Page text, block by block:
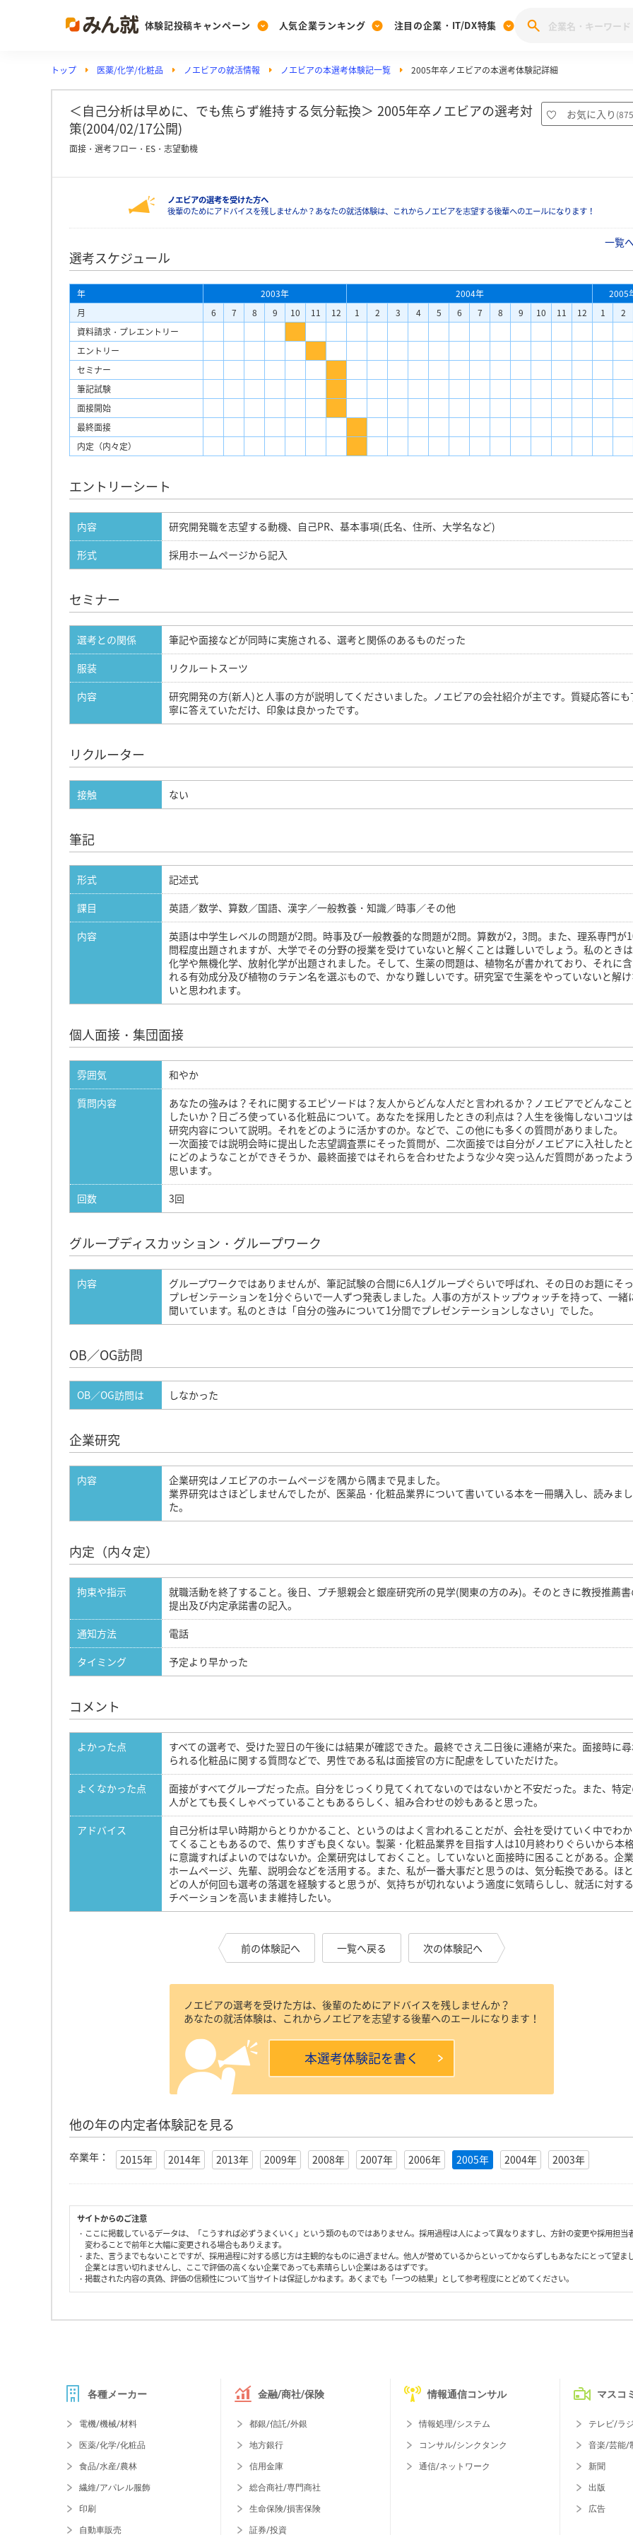
体験記投稿キャンペーン
Post
投稿する
[27卒] 本選考体験記投稿キャンペーン
人気企業ランキング
Ranking
ランキングを見る
みんなのDX企業就職ブランド調査
みん
注目の企業・IT/DX特集
PickUp
注目の企業特集
28
動画で知ろう！業界・企業研究
トップ 医薬/化学/化粧品 ノエビアの就活情報 ノエビアの本選考体験記一覧 2005年卒ノエビアの本選考体験記詳細
＜自己分析は早めに、でも焦らず維持する気分転換＞ 2005年卒ノエビアの選考対
策(2004/02/17公開)
お気に入り (
面接・選考フロー・ES・志望動機
ノエビアの選考を受けた方へ
後輩のためにアドバイスを残しませんか？あなたの就活体験は、これからノエビアを志望する後輩へのエールになります！
一覧
選考スケジュール
年 2003年 2004年
2005
月
6 7 8 9 10 11 12 1 2 3 4 5 6 7 8 9 10 11 12 1 2
資料請求・プレエントリー
エントリー
セミナー
筆記試験
面接開始
最終面接
内定（内々定）
エントリーシート
内容
研究開発職を志望する動機、自己PR、基本事項(氏名、住所、大学名など)
形式
採用ホームページから記入
セミナー
選考との関係
筆記や面接などが同時に実施される、選考と関係のあるものだった
服装
リクルートスーツ
内容
研究開発の方(新人)と人事の方が説明してくださいました。ノエビアの会社紹介が主です。質疑応答にも
寧に答えていただけ、印象は良かったです。
リクルーター
接触 ない
筆記
形式
記述式
課目
英語／数学、算数／国語、漢字／一般教養・知識／時事／その他
内容
英語は中学生レベルの問題が2問。時事及び一般教養的な問題が2問。算数が2，3問。また、理系専門が
問程度出題されますが、大学でその分野の授業を受けていないと解くことは難しいでしょう。私のとき
化学や無機化学、放射化学が出題されました。そして、生薬の問題は、植物名が書かれており、それに
れる有効成分及び植物のラテン名を選ぶもので、かなり難しいです。研究室で生薬をやっていないと解
いと思われます。
個人面接・集団面接
雰囲気
和やか
質問内容
あなたの強みは？それに関するエピソードは？友人からどんな人だと言われるか？ノエビアでどんなこ
したいか？日ごろ使っている化粧品について。あなたを採用したときの利点は？人生を後悔しないコツ
研究内容について説明。それをどのように活かすのか。などで、この他にも多くの質問がありました。
一次面接では説明会時に提出した志望調査票にそった質問が、二次面接では自分がノエビアに入社した
にどのようなことができそうか、最終面接ではそれらを合わせたような少々突っ込んだ質問があったよ
思います。
回数
3回
グループディスカッション・グループワーク
内容
グループワークではありませんが、筆記試験の合間に6人1グループぐらいで呼ばれ、その日のお題にそ
プレゼンテーションを1分ぐらいで一人ずつ発表しました。人事の方がストップウォッチを持って、一緒
聞いています。私のときは「自分の強みについて1分間でプレゼンテーションしなさい」でした。
OB／OG訪問
OB／OG訪問は しなかった
企業研究
内容
企業研究はノエビアのホームページを隅から隅まで見ました。
業界研究はさほどしませんでしたが、医薬品・化粧品業界について書いている本を一冊購入し、読みまし
た。
内定（内々定）
拘束や指示
就職活動を終了すること。後日、プチ懇親会と銀座研究所の見学(関東の方のみ)。そのときに教授推薦書
提出及び内定承諾書の記入。
通知方法
電話
タイミング
予定より早かった
コメント
よかった点
すべての選考で、受けた翌日の午後には結果が確認できた。最終でさえ二日後に連絡が来た。面接時に
られる化粧品に関する質問などで、男性である私は面接官の方に配慮をしていただけた。
よくなかった点
面接がすべてグループだった点。自分をじっくり見てくれてないのではないかと不安だった。また、特
人がとても長くしゃべっていることもあるらしく、組み合わせの妙もあると思った。
アドバイス
自己分析は早い時期からとりかかること、というのはよく言われることだが、会社を受けていく中でわ
てくることもあるので、焦りすぎも良くない。製薬・化粧品業界を目指す人は10月終わりぐらいから本
に意識すればよいのではないか。企業研究はしておくこと。していないと面接時に困ることがある。企
ホームページ、先輩、説明会などを活用する。また、私が一番大事だと思うのは、気分転換である。ほ
どの人が何回も選考の落選を経験すると思うが、気持ちが切れないよう適度に気晴らしし、就活に対す
チベーションを高いまま維持したい。
前の体験記へ 一覧へ戻る 次の体験記へ
ノエビアの選考を受けた方は、後輩のためにアドバイスを残しませんか？
あなたの就活体験は、これからノエビアを志望する後輩へのエールになります！
本選考体験記を書く
他の年の内定者体験記を見る
卒業年： 2015年 2014年 2013年 2009年 2008年 2007年 2006年 2005年 2004年 2003年
サイトからのご注意
・ここに掲載しているデータは、「こうすれば必ずうまくいく」という類のものではありません。採用過程は人によって異なりますし、方針の変更や採用担当
変わることで前年と大幅に変更される場合もありえます。
・また、言うまでもないことですが、採用過程に対する感じ方は主観的なものに過ぎません。他人が誉めているからといってかならずしもあなたにとって望ま
企業とは言い切れませんし、ここで評価の高くない企業であっても素晴らしい企業はあるはずです。
・掲載された内容の真偽、評価の信頼性について当サイトは保証しかねます。あくまでも「一つの結果」として参考程度にとどめてください。
各種メーカー
電機/機械/材料
医薬/化学/化粧品
食品/水産/農林
繊維/アパレル服飾
印刷
自動車販売
金融/商社/保険
都銀/信託/外銀
地方銀行
信用金庫
総合商社/専門商社
生命保険/損害保険
証券/投資
情報通信コンサル
情報処理/システム
コンサル/シンクタンク
通信/ネットワーク
マスコミ
テレビ/ラ
音楽/芸能/
新聞
出版
広告